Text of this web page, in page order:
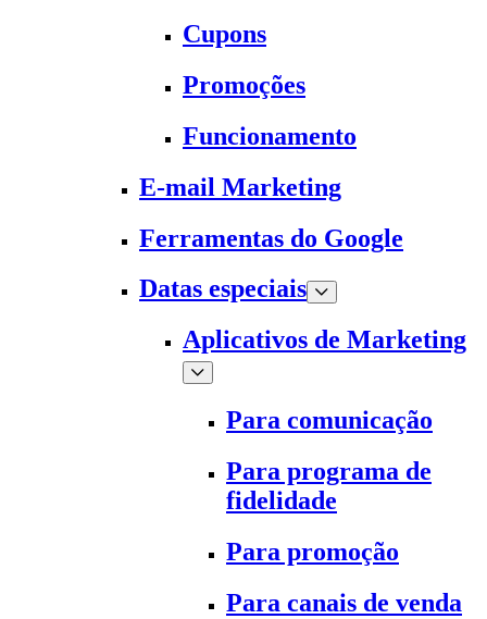
Cupons
Promoções
Funcionamento
E-mail Marketing
Ferramentas do Google
Datas especiais
Aplicativos de Marketing
Para comunicação
Para programa de
fidelidade
Para promoção
Para canais de venda